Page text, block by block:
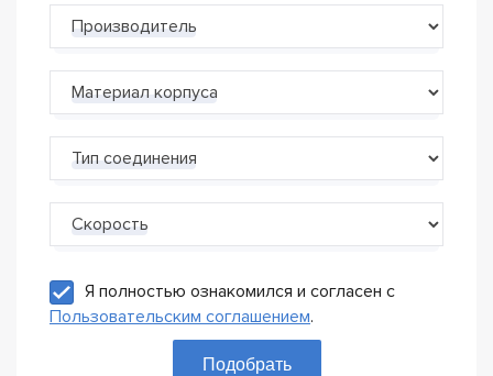
Производитель
Материал корпуса
Тип соединения
Скорость
Я полностью ознакомился и согласен с
Пользовательским соглашением.
Подобрать